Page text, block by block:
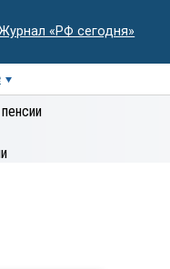
«РФ сегодня»
Деловая